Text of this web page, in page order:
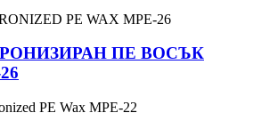
ПЕ ВОСЪК